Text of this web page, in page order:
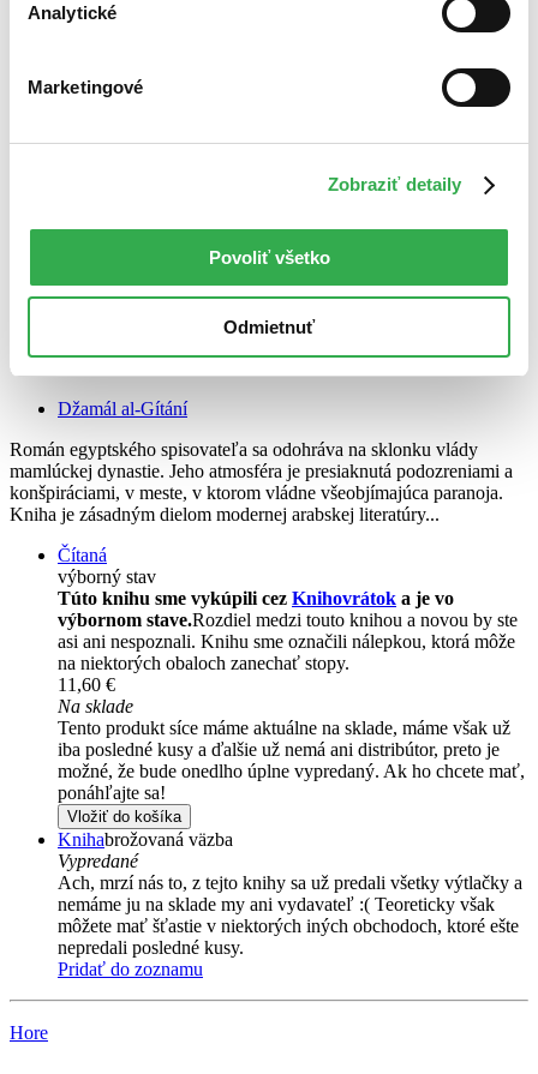
Analytické
Marketingové
Zobraziť detaily
Povoliť všetko
Odmietnuť
CZ
Džamál al-Gítání
Román egyptského spisovateľa sa odohráva na sklonku vlády
mamlúckej dynastie. Jeho atmosféra je presiaknutá podozreniami a
konšpiráciami, v meste, v ktorom vládne všeobjímajúca paranoja.
Kniha je zásadným dielom modernej arabskej literatúry...
Čítaná
výborný stav
Túto knihu sme vykúpili cez Knihovrátok a je vo
výbornom stave.Rozdiel medzi touto knihou a novou by ste
asi ani nespoznali. Knihu sme označili nálepkou, ktorá môže
na niektorých obaloch zanechať stopy.
11,60 €
Na sklade
Tento produkt síce máme aktuálne na sklade, máme však už
iba posledné kusy a ďalšie už nemá ani distribútor, preto je
možné, že bude onedlho úplne vypredaný. Ak ho chcete mať,
ponáhľajte sa!
Vložiť do košíka
Knihabrožovaná väzba
Vypredané
Ach, mrzí nás to, z tejto knihy sa už predali všetky výtlačky a
nemáme ju na sklade my ani vydavateľ :( Teoreticky však
môžete mať šťastie v niektorých iných obchodoch, ktoré ešte
nepredali posledné kusy.
Pridať do zoznamu
Hore